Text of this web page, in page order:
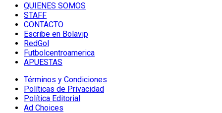
QUIENES SOMOS
STAFF
CONTACTO
Escribe en Bolavip
RedGol
Futbolcentroamerica
APUESTAS
Términos y Condiciones
Políticas de Privacidad
Política Editorial
Ad Choices